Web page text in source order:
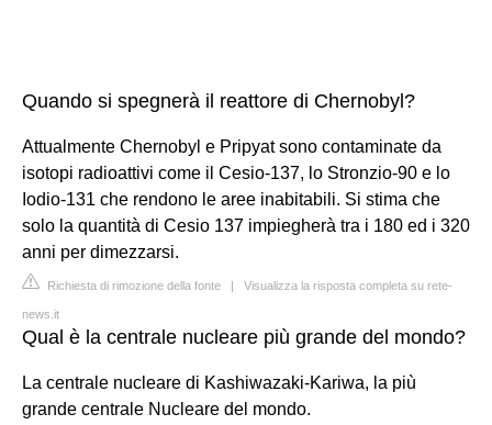
Quando si spegnerà il reattore di Chernobyl?
Attualmente Chernobyl e Pripyat sono contaminate da
isotopi radioattivi come il Cesio-137, lo Stronzio-90 e lo
Iodio-131 che rendono le aree inabitabili. Si stima che
solo la quantità di Cesio 137 impiegherà tra i 180 ed i 320
anni per dimezzarsi.
Richiesta di rimozione della fonte | Visualizza la risposta completa su rete-
news.it
Qual è la centrale nucleare più grande del mondo?
La centrale nucleare di Kashiwazaki-Kariwa, la più
grande centrale Nucleare del mondo.